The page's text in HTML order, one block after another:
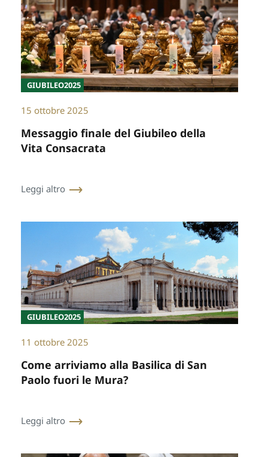
GIUBILEO2025
15 ottobre 2025
Messaggio finale del Giubileo della
Vita Consacrata
Leggi altro
GIUBILEO2025
11 ottobre 2025
Come arriviamo alla Basilica di San
Paolo fuori le Mura?
Leggi altro